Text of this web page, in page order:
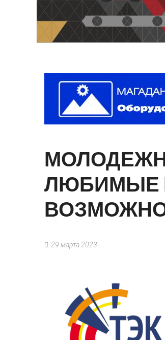
ЛЮБИМЫЕ
29 марта 2023